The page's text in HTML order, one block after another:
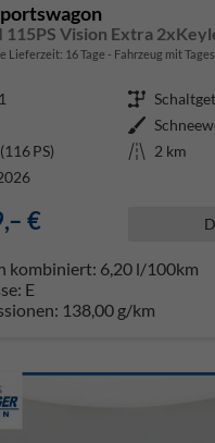
Lieferzeit: 16 Tage Fahrzeug mit
Getriebe
Außenfarbe
PS) Kilometerstand 2 km
€
kombiniert: 6,20 l/100km
E
138,00 g/km